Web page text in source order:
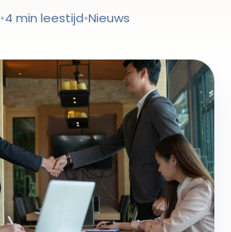
•4 min leestijd•Nieuws